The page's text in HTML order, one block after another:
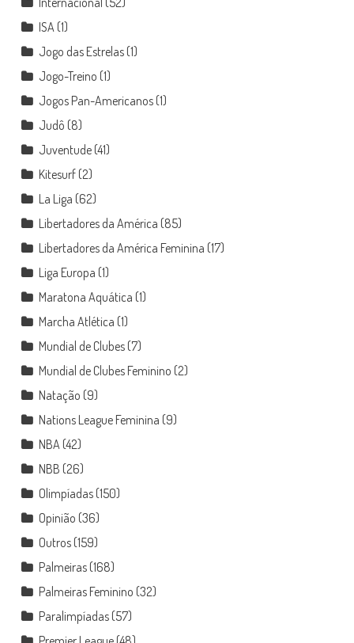
ISA (1)
Jogo das Estrelas(1)
Jogo-Treino (1)
Jogos Pan-Americanos(1)
Judô (8)
Juventude(41)
Kitesurf(2)
La Liga (62)
Libertadores da América (85)
Libertadores da América Feminina (17)
Liga Europa (1)
Maratona Aquática (1)
Marcha Atlética (1)
Mundial de Clubes(7)
Mundial de Clubes Feminino (2)
Natação (9)
Nations League Feminina (9)
NBA (42)
NBB (26)
Olimpíadas(150)
Opinião (36)
Outros(159)
Palmeiras(168)
Palmeiras Feminino (32)
Paralimpíadas(57)